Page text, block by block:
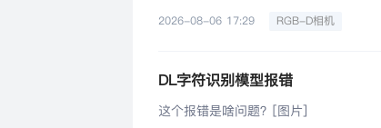
2026-08-06 17:29 RGB-D相机
DL字符识别模型报错
这个报错是啥问题？[图片]